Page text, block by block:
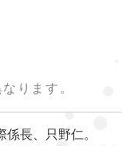
ります。
長、只野仁。